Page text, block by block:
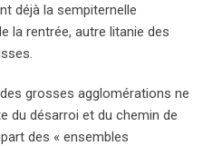
déjà la sempiternelle
la rentrée, autre litanie des
grosses agglomérations ne
du désarroi et du chemin de
des « ensembles